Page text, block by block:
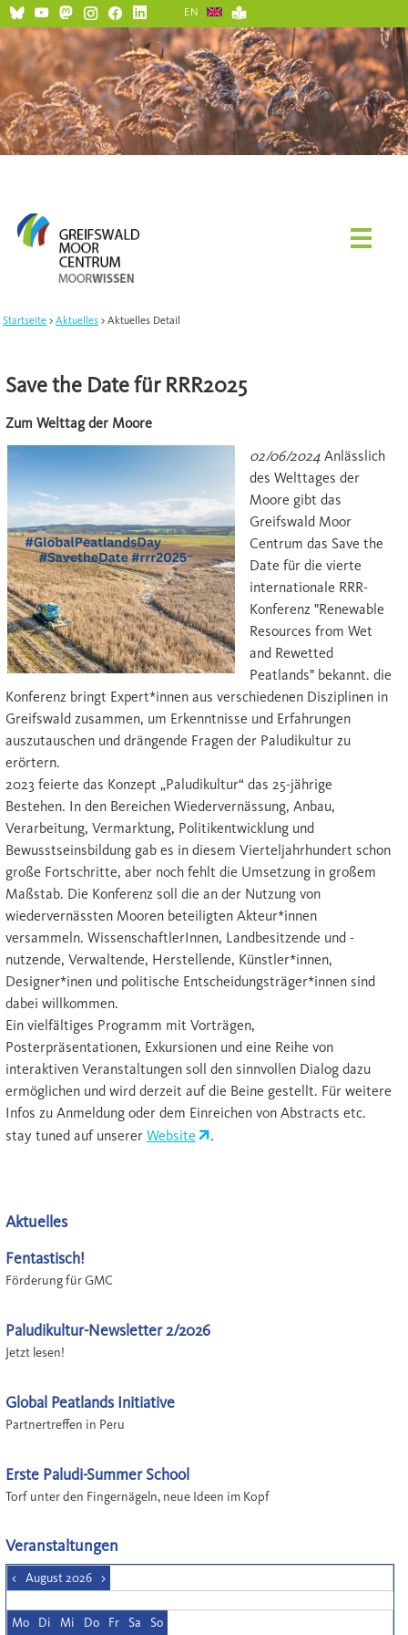
EN
Startseite Aktuelles Aktuelles Detail
Save the Date für RRR2025
Zum Welttag der Moore
02/06/2024 Anlässlich
des Welttages der
Moore gibt das
Greifswald Moor
Centrum das Save the
Date für die vierte
internationale RRR-
Konferenz "Renewable
Resources from Wet
and Rewetted
Peatlands" bekannt. die
Konferenz bringt Expert*innen aus verschiedenen Disziplinen in
Greifswald zusammen, um Erkenntnisse und Erfahrungen
auszutauschen und drängende Fragen der Paludikultur zu
erörtern.
2023 feierte das Konzept „Paludikultur“ das 25-jährige
Bestehen. In den Bereichen Wiedervernässung, Anbau,
Verarbeitung, Vermarktung, Politikentwicklung und
Bewusstseinsbildung gab es in diesem Vierteljahrhundert schon
große Fortschritte, aber noch fehlt die Umsetzung in großem
Maßstab. Die Konferenz soll die an der Nutzung von
wiedervernässten Mooren beteiligten Akteur*innen
versammeln. WissenschaftlerInnen, Landbesitzende und -
nutzende, Verwaltende, Herstellende, Künstler*innen,
Designer*inen und politische Entscheidungsträger*innen sind
dabei willkommen.
Ein vielfältiges Programm mit Vorträgen,
Posterpräsentationen, Exkursionen und eine Reihe von
interaktiven Veranstaltungen soll den sinnvollen Dialog dazu
ermöglichen und wird derzeit auf die Beine gestellt. Für weitere
Infos zu Anmeldung oder dem Einreichen von Abstracts etc.
stay tuned auf unserer Website .
Aktuelles
Fentastisch!
Förderung für GMC
Paludikultur-Newsletter 2/2026
Jetzt lesen!
Global Peatlands Initiative
Partnertreffen in Peru
Erste Paludi-Summer School
Torf unter den Fingernägeln, neue Ideen im Kopf
Veranstaltungen
< August 2026 >
Mo Di Mi Do Fr Sa So